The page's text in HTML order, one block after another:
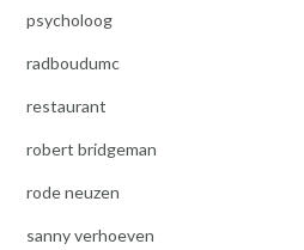
psycholoog
radboudumc
restaurant
robert bridgeman
rode neuzen
sanny verhoeven